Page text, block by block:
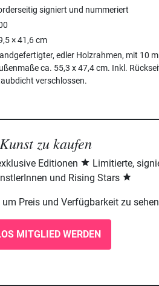
signiert und nummeriert
× 41,6 cm
edler Holzrahmen, mit 10
ca. 55,3 x 47,4 cm. Inkl.
verschlossen.
zu kaufen
Editionen
Limitierte,
und Rising Stars
Preis und Verfügbarkeit zu
MITGLIED WERDEN